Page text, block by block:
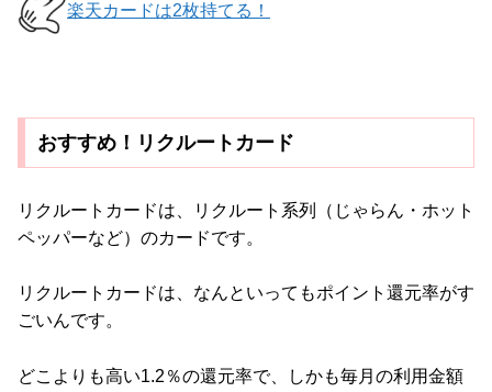
楽天カードは2枚持てる！
おすすめ！リクルートカード
リクルートカードは、リクルート系列（じゃらん・ホット
ペッパーなど）のカードです。
リクルートカードは、なんといってもポイント還元率がす
ごいんです。
どこよりも高い1.2％の還元率で、しかも毎月の利用金額